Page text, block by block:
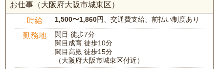
お仕事（大阪府大阪市城東区）
時給 1,500〜1,860円 、交通費支給、前払い制度あり
勤務地
関目 徒歩7分
関目成育 徒歩10分
関目高殿 徒歩15分
（大阪府大阪市城東区付近）